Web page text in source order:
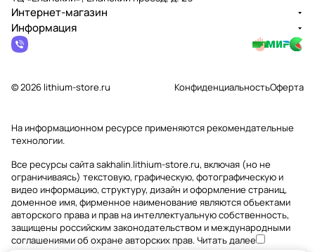
Интернет-магазин
Информация
© 2026 lithium-store.ru КонфиденциальностьОферта
На информационном ресурсе применяютсярекомендательные
технологии.
Все ресурсы сайта sakhalin.lithium-store.ru, включая (но не
ограничиваясь) текстовую, графическую, фотографическую и
видео информацию, структуру, дизайн и оформление страниц,
доменное имя, фирменное наименование являются объектами
авторского права и прав на интеллектуальную собственность,
защищены российским законодательством и международными
соглашениями об охране авторских прав.Читать далее